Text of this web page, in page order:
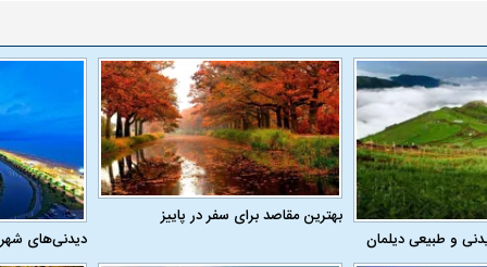
و طبیعی دیلمان
بهترین مقاصد برای سفر در پاییز
دیدنی‌های
علت تنگی نفس و راه های درمان آن
دلیل علاقه برخی
چیست؟